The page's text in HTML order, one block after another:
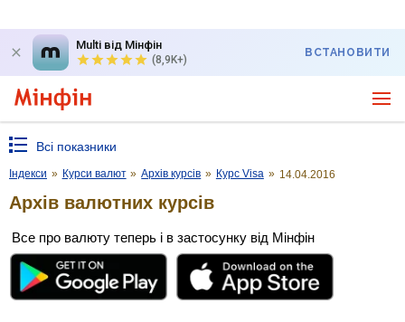
Multi від Мінфін
(8,9K+)
ВСТАНОВИТИ
Всі показники
Індекси » Курси валют » Архів курсів » Курс Visa » 14.04.2016
Архів валютних курсів
Все про валюту теперь і в застосунку від Мінфін